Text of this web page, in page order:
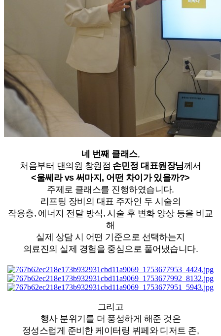
네 번째 클래스,
처음부터 댄의원 창원점 손민정 대표원장님께서
<울쎄라 vs 써마지, 어떤 차이가 있을까?>
주제로 클래스를 진행하였습니다.
리프팅 장비의 대표 주자인 두 시술의
작용층, 에너지 전달 방식, 시술 후 변화 양상 등을 비교
해
실제 상담 시 어떤 기준으로 선택하는지
의료진의 실제 경험을 중심으로 풀어냈습니다.
그리고
행사 분위기를 더 풍성하게 해준 것은
정성스럽게 준비한 케이터링 뷔페와 디저트 존,